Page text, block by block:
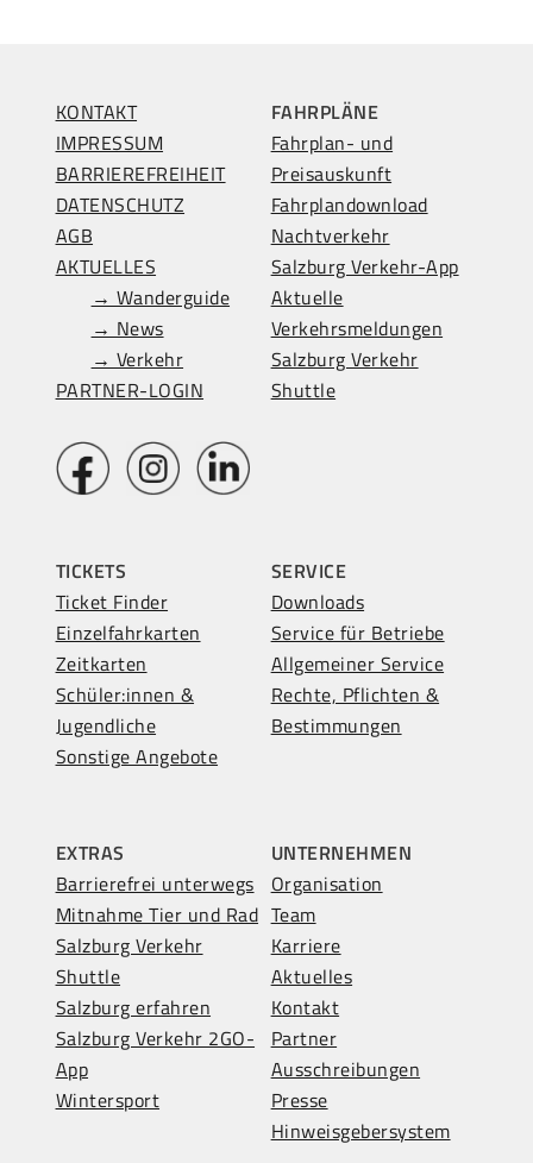
KONTAKT
IMPRESSUM
BARRIEREFREIHEIT
DATENSCHUTZ
AGB
AKTUELLES
→ Wanderguide
→ News
→ Verkehr
PARTNER-LOGIN
FAHRPLÄNE
Fahrplan- und
Preisauskunft
Fahrplandownload
Nachtverkehr
Salzburg Verkehr-App
Aktuelle
Verkehrsmeldungen
Salzburg Verkehr
Shuttle
TICKETS
Ticket Finder
Einzelfahrkarten
Zeitkarten
Schüler:innen &
Jugendliche
Sonstige Angebote
SERVICE
Downloads
Service für Betriebe
Allgemeiner Service
Rechte, Pflichten &
Bestimmungen
EXTRAS
Barrierefrei unterwegs
Mitnahme Tier und Rad
Salzburg Verkehr
Shuttle
Salzburg erfahren
Salzburg Verkehr 2GO-
App
Wintersport
UNTERNEHMEN
Organisation
Team
Karriere
Aktuelles
Kontakt
Partner
Ausschreibungen
Presse
Hinweisgebersystem